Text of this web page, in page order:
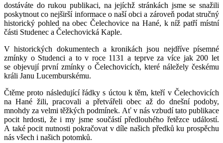
dostáváte do rukou publikaci, na jejíchž stránkách jsme se snažili
poskytnout co nejširší informace o naší obci a zároveň podat stručný
historický pohled na obec Čelechovice na Hané, k níž patří místní
části Studenec a Čelechovická Kaple.
V historických dokumentech a kronikách jsou nejdříve písemné
zmínky o Studenci a to v roce 1131 a teprve za více jak 200 let
se objevují první zmínky o Čelechovicích, které náležely českému
králi Janu Lucemburskému.
Čtěme proto následující řádky s úctou k těm, kteří v Čelechovicích
na Hané žili, pracovali a přetvářeli obec až do dnešní podoby,
mnohdy za velmi těžkých podmínek. Ať v nás vzbudí tato publikace
pocit hrdosti, že i my jsme součástí předlouhého řetězce událostí.
A také pocit nutnosti pokračovat v díle našich předků ku prospěchu
nás všech i našich potomků.